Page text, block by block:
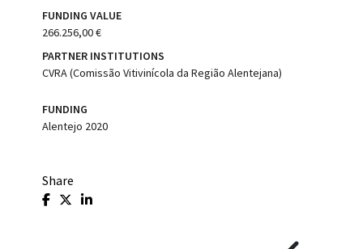
FUNDING VALUE
266.256,00 €
PARTNER INSTITUTIONS
CVRA (Comissão Vitivinícola da Região Alentejana)
FUNDING
Alentejo 2020
Share